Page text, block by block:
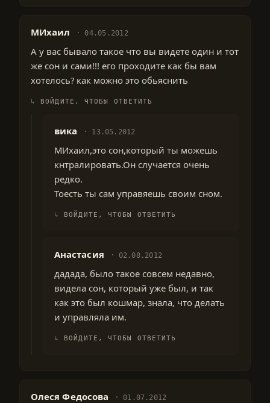
МИхаил 04.05.2012
А у вас бывало такое что вы видете один и тот
же сон и сами!!! его проходите как бы вам
хотелось? как можно это обьяснить
ВОЙДИТЕ, ЧТОБЫ ОТВЕТИТЬ
вика 13.05.2012
МИхаил,это сон,который ты можешь
кнтралировать.Он случается очень
редко.
Тоесть ты сам управяешь своим сном.
ВОЙДИТЕ, ЧТОБЫ ОТВЕТИТЬ
Анастасия 02.08.2012
дадада, было такое совсем недавно,
видела сон, который уже был, и так
как это был кошмар, знала, что делать
и управляла им.
ВОЙДИТЕ, ЧТОБЫ ОТВЕТИТЬ
Олеся Федосова 01.07.2012